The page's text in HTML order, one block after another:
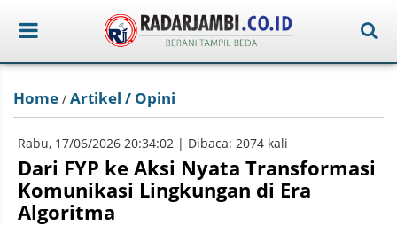
Home / Artikel / Opini
Rabu, 17/06/2026 20:34:02 | Dibaca: 2074 kali
Dari FYP ke Aksi Nyata Transformasi
Komunikasi Lingkungan di Era
Algoritma